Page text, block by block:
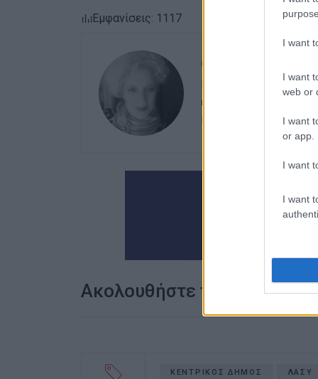
I want
I want
web or
I want
or app.
I want
I want
Εμφανίσεις: 1117
Εργάζεται στις
ευθύνης. Ειδικεύεται
καλλιτεχνικό
Ακολουθήστε το enimerosi
ΚΕΝΤΡΙΚΟΣ ΔΗΜΟΣ ΛΑΣΥ